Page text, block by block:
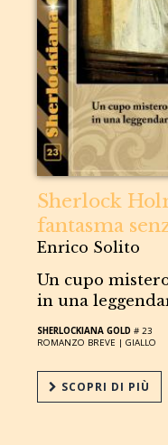
Sherlock
fantasma
Enrico Solito
Un cupo
in una
SHERLOCKIANA GOLD # 23
ROMANZO BREVE |GIALLO
SCOPRI DI PIÙ